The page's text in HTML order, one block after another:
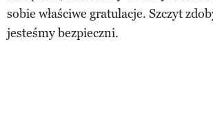
sobie właściwe gratulacje. Szczyt
jesteśmy bezpieczni.